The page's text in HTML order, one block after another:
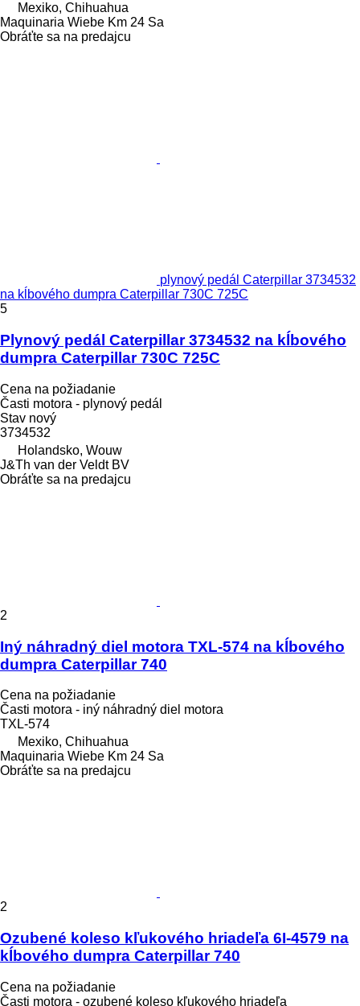
Mexiko, Chihuahua
Maquinaria Wiebe Km 24 Sa
Obráťte sa na predajcu
plynový pedál Caterpillar 3734532
na kĺbového dumpra Caterpillar 730C 725C
5
Plynový pedál Caterpillar 3734532 na kĺbového
dumpra Caterpillar 730C 725C
Cena na požiadanie
Časti motora - plynový pedál
Stav nový
3734532
Holandsko, Wouw
J&Th van der Veldt BV
Obráťte sa na predajcu
2
Iný náhradný diel motora TXL-574 na kĺbového
dumpra Caterpillar 740
Cena na požiadanie
Časti motora - iný náhradný diel motora
TXL-574
Mexiko, Chihuahua
Maquinaria Wiebe Km 24 Sa
Obráťte sa na predajcu
2
Ozubené koleso kľukového hriadeľa 6I-4579 na
kĺbového dumpra Caterpillar 740
Cena na požiadanie
Časti motora - ozubené koleso kľukového hriadeľa